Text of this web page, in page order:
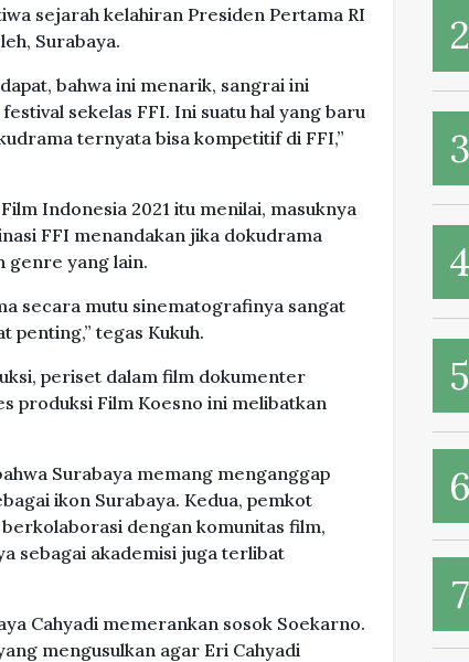
sejarah kelahiran Presiden Pertama RI
Surabaya.
bahwa ini menarik, sangrai ini
sekelas FFI. Ini suatu hal yang baru
ternyata bisa kompetitif di FFI,”
Indonesia 2021 itu menilai, masuknya
FFI menandakan jika dokudrama
genre yang lain.
secara mutu sinematografinya sangat
penting,” tegas Kukuh.
periset dalam film dokumenter
produksi Film Koesno ini melibatkan
Surabaya memang menganggap
ikon Surabaya. Kedua, pemkot
dengan komunitas film,
sebagai akademisi juga terlibat
Cahyadi memerankan sosok Soekarno.
mengusulkan agar Eri Cahyadi